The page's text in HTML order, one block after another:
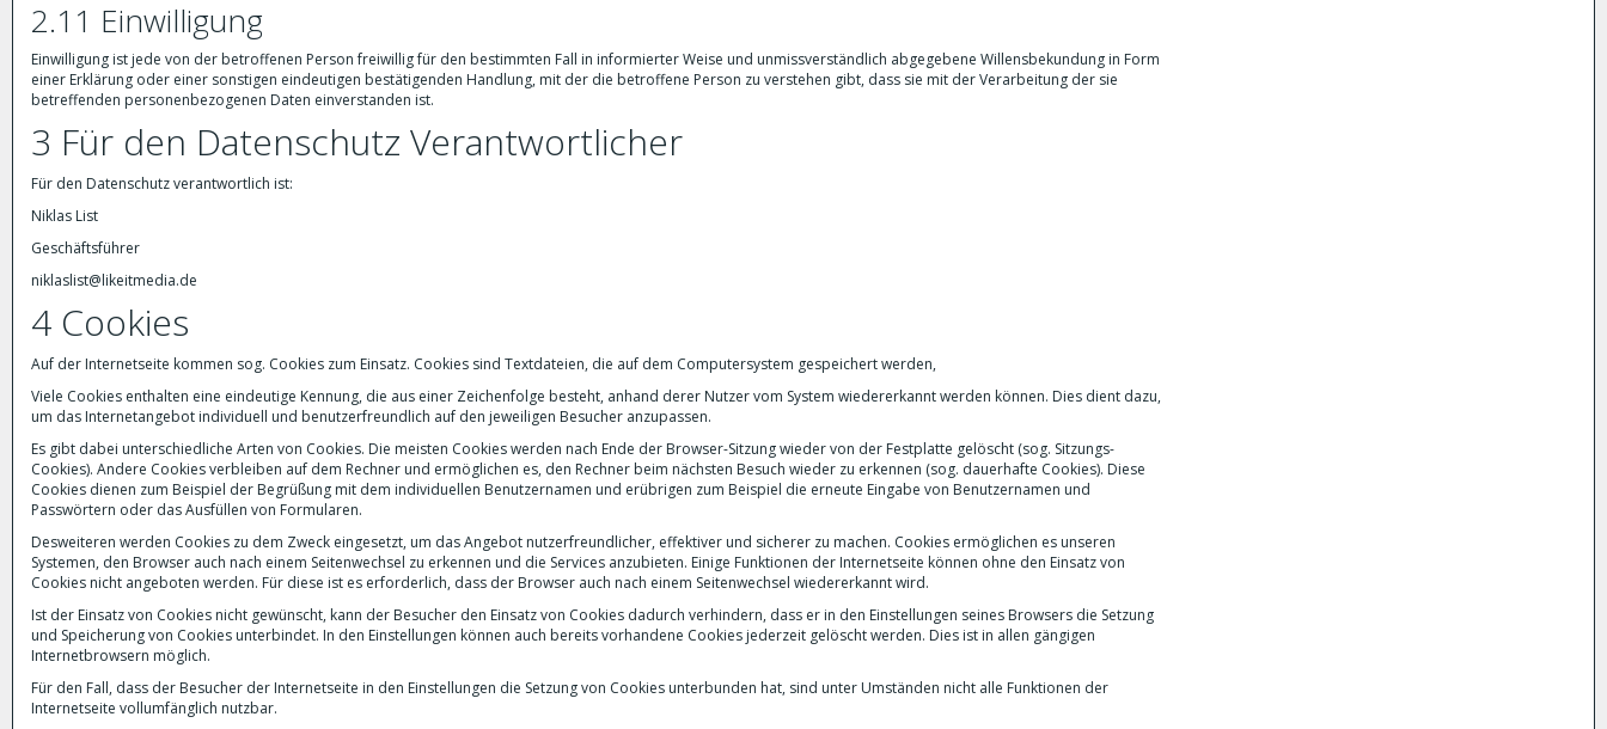
2.11 Einwilligung
Einwilligung ist jede von der betroffenen Person freiwillig für den bestimmten Fall in informierter Weise und unmissverständlich abgegebene Willensbekundung in Form
einer Erklärung oder einer sonstigen eindeutigen bestätigenden Handlung, mit der die betroffene Person zu verstehen gibt, dass sie mit der Verarbeitung der sie
betreffenden personenbezogenen Daten einverstanden ist.
3 Für den Datenschutz Verantwortlicher
Für den Datenschutz verantwortlich ist:
Niklas List
Geschäftsführer
niklaslist@likeitmedia.de
4 Cookies
Auf der Internetseite kommen sog. Cookies zum Einsatz. Cookies sind Textdateien, die auf dem Computersystem gespeichert werden,
Viele Cookies enthalten eine eindeutige Kennung, die aus einer Zeichenfolge besteht, anhand derer Nutzer vom System wiedererkannt werden können. Dies dient dazu,
um das Internetangebot individuell und benutzerfreundlich auf den jeweiligen Besucher anzupassen.
Es gibt dabei unterschiedliche Arten von Cookies. Die meisten Cookies werden nach Ende der Browser-Sitzung wieder von der Festplatte gelöscht (sog. Sitzungs-
Cookies). Andere Cookies verbleiben auf dem Rechner und ermöglichen es, den Rechner beim nächsten Besuch wieder zu erkennen (sog. dauerhafte Cookies). Diese
Cookies dienen zum Beispiel der Begrüßung mit dem individuellen Benutzernamen und erübrigen zum Beispiel die erneute Eingabe von Benutzernamen und
Passwörtern oder das Ausfüllen von Formularen.
Desweiteren werden Cookies zu dem Zweck eingesetzt, um das Angebot nutzerfreundlicher, effektiver und sicherer zu machen. Cookies ermöglichen es unseren
Systemen, den Browser auch nach einem Seitenwechsel zu erkennen und die Services anzubieten. Einige Funktionen der Internetseite können ohne den Einsatz von
Cookies nicht angeboten werden. Für diese ist es erforderlich, dass der Browser auch nach einem Seitenwechsel wiedererkannt wird.
Ist der Einsatz von Cookies nicht gewünscht, kann der Besucher den Einsatz von Cookies dadurch verhindern, dass er in den Einstellungen seines Browsers die Setzung
und Speicherung von Cookies unterbindet. In den Einstellungen können auch bereits vorhandene Cookies jederzeit gelöscht werden. Dies ist in allen gängigen
Internetbrowsern möglich.
Für den Fall, dass der Besucher der Internetseite in den Einstellungen die Setzung von Cookies unterbunden hat, sind unter Umständen nicht alle Funktionen der
Internetseite vollumfänglich nutzbar.